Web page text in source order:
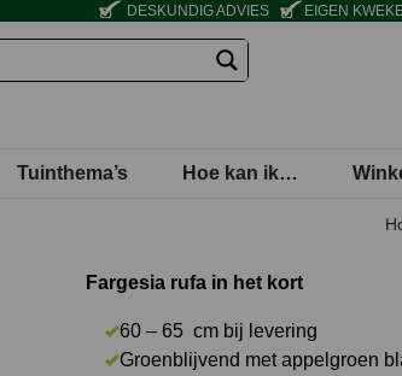
DESKUNDIG ADVIES EIGEN
Tuinthema’s Hoe kan ik…
Fargesia rufa in het kort
60 – 65 cm bij levering
Groenblijvend met appelgroen